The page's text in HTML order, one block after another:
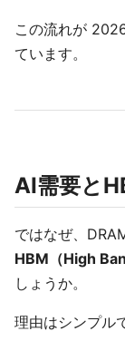
この流れが
ています。
AI需要と
ではなぜ、
HBM（High
しょうか。
理由はシンプル